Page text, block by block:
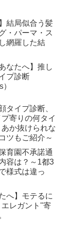
結局似合う髪
・パーマ・ス
網羅した結
なたへ】推し
プ診断
タイプ診断、
寄りの何タイ
か抜けられな
ツもご紹介～
育園不承諾通
容は？～1都3
様式は違っ
へ】モテるに
レガント"寄